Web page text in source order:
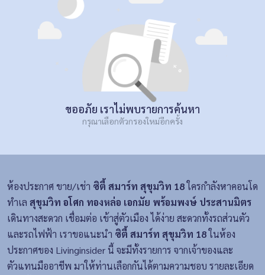
ขออภัย เราไม่พบรายการค้นหา
กรุณาเลือกตัวกรองใหม่อีกครั้ง
ห้องประกาศ ขาย/เช่า ซิตี้ สมาร์ท สุขุมวิท 18ใครกำลังหาคอนโด
ทำเล สุขุมวิท อโศก ทองหล่อ เอกมัย พร้อมพงษ์ ประสานมิตร
เดินทางสะดวก เชื่อมต่อ เข้าสู่ตัวเมือง ได้ง่าย สะดวกทั้งรถส่วนตัว
และรถไฟฟ้า เราขอแนะนำ ซิตี้ สมาร์ท สุขุมวิท 18ในห้อง
ประกาศของ Livinginsider นี้ จะมีทั้งรายการ จากเจ้าของและ
ตัวแทนมืออาชีพ มาให้ท่านเลือกกันได้ตามความชอบ รายละเอียด